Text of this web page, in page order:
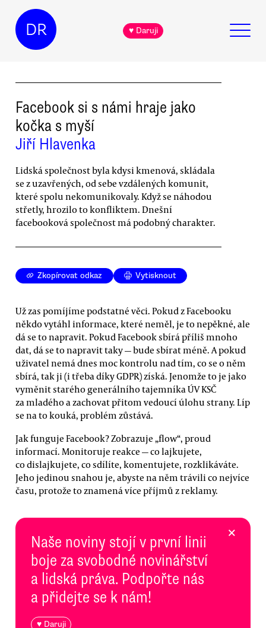
DR ♥ Daruji
Facebook si s námi hraje jako
kočka s myší
Jiří Hlavenka
Lidská společnost byla kdysi kmenová, skládala
se z uzavřených, od sebe vzdálených komunit,
které spolu nekomunikovaly. Když se náhodou
střetly, hrozilo to konfliktem. Dnešní
facebooková společnost má podobný charakter.
Zkopírovat odkaz Vytisknout
Už zas pomíjíme podstatné věci. Pokud z Facebooku
někdo vytáhl informace, které neměl, je to nepěkné, ale
dá se to napravit. Pokud Facebook sbírá příliš mnoho
dat, dá se to napravit taky — bude sbírat méně. A pokud
uživatel nemá dnes moc kontrolu nad tím, co se o něm
sbírá, tak ji (i třeba díky GDPR) získá. Jenomže to je jako
vyměnit starého generálního tajemníka ÚV KSČ
za mladého a zachovat přitom vedoucí úlohu strany. Líp
se na to kouká, problém zůstává.
Jak funguje Facebook? Zobrazuje „flow“, proud
informací. Monitoruje reakce — co lajkujete,
co dislajkujete, co sdílíte, komentujete, rozklikáváte.
Jeho jedinou snahou je, abyste na něm trávili co nejvíce
času, protože to znamená více příjmů z reklamy.
Naše noviny stojí v první linii
boje za svobodné novinářství
a lidská práva. Podpořte nás
a přidejte se k nám!
♥ Daruji
×